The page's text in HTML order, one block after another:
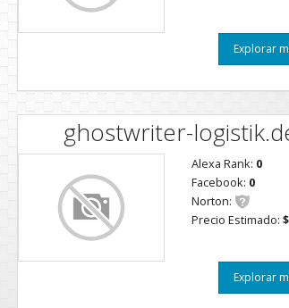
Explorar
ghostwriter-
Alexa Rank: 0
Facebook: 0
Norton:
Precio Estimado:
Explorar